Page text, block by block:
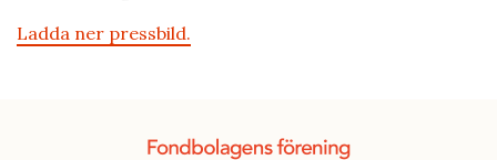
Ladda ner pressbild.